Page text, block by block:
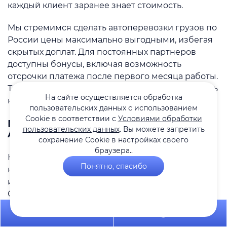
каждый клиент заранее знает стоимость.
Мы стремимся сделать автоперевозки грузов по
России цены максимально выгодными, избегая
скрытых доплат. Для постоянных партнеров
доступны бонусы, включая возможность
отсрочки платежа после первого месяца работы.
Точную стоимость можно уточнить, обратившись
к нашим специалистам через сайт.
Преимущества сотрудничества с
Adamos Logistic
Наша компания заслужила репутацию
надежного перевозчика, работая с такими
известными брендами, как Дикси, Магнит и
Спортмастер. Выбирая нас для грузоперевозок
по России, вы получаете:
На сайте осуществляется обработка
пользовательских данных с использованием
Cookie в соответствии с Условиями обработки
пользовательских данных. Вы можете запретить
сохранение Cookie в настройках своего
браузера..
Понятно, спасибо